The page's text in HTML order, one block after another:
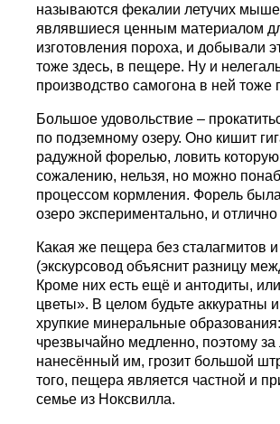
называются фекалии летучих
являвшиеся ценным материалом
изготовления пороха, и добывали
тоже здесь, в пещере. Ну и
производство самогона в ней тоже
Большое удовольствие –
по подземному озеру. Оно кишит
радужной форелью, ловить
сожалению, нельзя, но можно
процессом кормления. Форель
озеро экспериментально, и
Какая же пещера без сталагмитов и
(экскурсовод объяснит разницу
Кроме них есть ещё и антодиты,
цветы». В целом будьте аккуратны
хрупкие минеральные
чрезвычайно медленно, поэтому
нанесённый им, грозит большой
того, пещера является частной и
семье из Ноксвилла.